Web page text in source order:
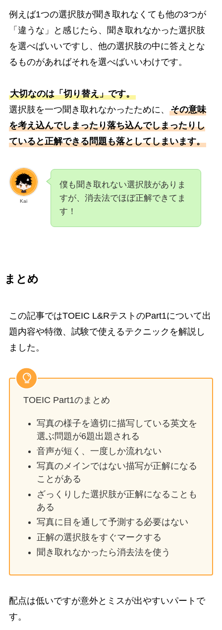
例えば1つの選択肢が聞き取れなくても他の3つが
「違うな」と感じたら、聞き取れなかった選択肢
を選べばいいですし、他の選択肢の中に答えとな
るものがあればそれを選べばいいわけです。
大切なのは「切り替え」です。
選択肢を一つ聞き取れなかったために、 その意味
を考え込んでしまったり落ち込んでしまったりし
ていると正解できる問題も落としてしまいます。
Kai
僕も聞き取れない選択肢がありま
すが、消去法でほぼ正解できてま
す！
まとめ
この記事ではTOEIC L&RテストのPart1について出
題内容や特徴、試験で使えるテクニックを解説し
ました。
TOEIC Part1のまとめ
写真の様子を適切に描写している英文を
選ぶ問題が6題出題される
音声が短く、一度しか流れない
写真のメインではない描写が正解になる
ことがある
ざっくりした選択肢が正解になることも
ある
写真に目を通して予測する必要はない
正解の選択肢をすぐマークする
聞き取れなかったら消去法を使う
配点は低いですが意外とミスが出やすいパートで
す。